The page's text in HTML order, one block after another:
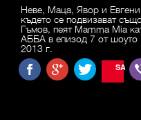
Неве, Маца, Явор и
където се подвизават
Гъмов, пеят Mamma Mia
АББА в епизод 7 от шоуто
2013 г.
SAVE